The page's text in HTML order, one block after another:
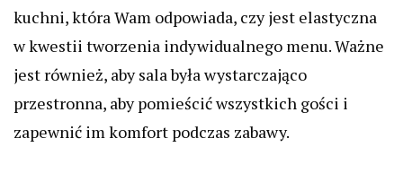
kuchni, która Wam odpowiada, czy jest elastyczna
w kwestii tworzenia indywidualnego menu. Ważne
jest również, aby sala była wystarczająco
przestronna, aby pomieścić wszystkich gości i
zapewnić im komfort podczas zabawy.